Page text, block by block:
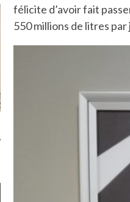
félicite d’avoir fait
550 millions de litres